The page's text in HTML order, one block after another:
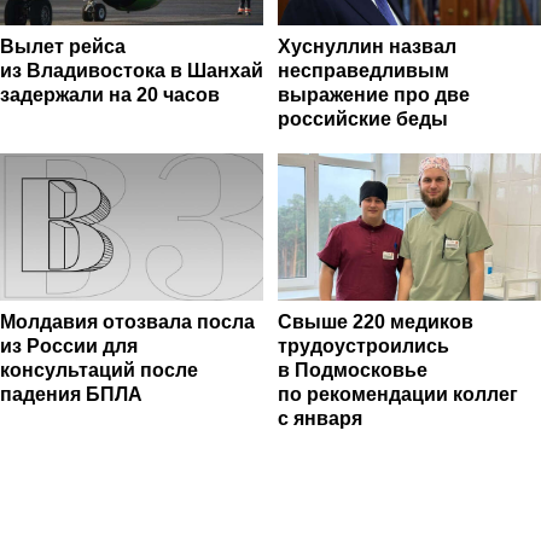
Вылет рейса
из Владивостока в Шанхай
задержали на 20 часов
Хуснуллин назвал
несправедливым
выражение про две
российские беды
Молдавия отозвала посла
из России для
консультаций после
падения БПЛА
Свыше 220 медиков
трудоустроились
в Подмосковье
по рекомендации коллег
с января